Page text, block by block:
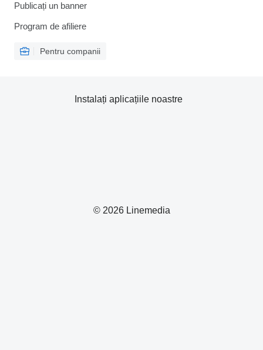
Publicați un banner
Program de afiliere
Pentru companii
© 2026 Linemedia
Instalați aplicațiile noastre